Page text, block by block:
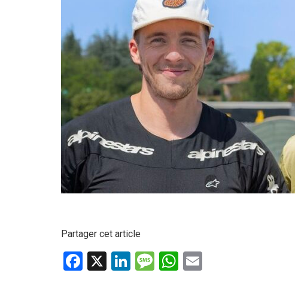
Partager cet article
F
X
Li
M W